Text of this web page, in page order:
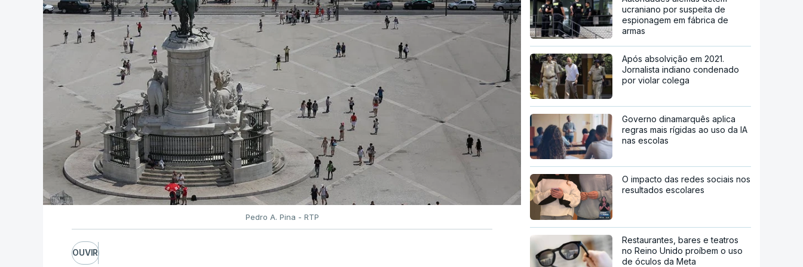
Pela primeira vez este ano, os exames nacionais do ensino secundário foram avaliados
em formato digital, mas o processo registou várias falhas técnicas, obrigando ao
adiamento por alguns dias da divulgação das notas.
O Ministério manteve os calendários de candidatura da 1.ª fase do concurso nacional
de acesso ao ensino superior, que terminou na quinta-feira, e criou uma época
especial de exames, que irá decorrer entre 03 e 08 de setembro.
c/Lusa
Pedro A. Pina - RTP
OUVIR
ucraniano por suspeita de
espionagem em fábrica de
armas
Após absolvição em 2021.
Jornalista indiano condenado
por violar colega
Governo dinamarquês aplica
regras mais rígidas ao uso da IA
nas escolas
O impacto das redes sociais nos
resultados escolares
Restaurantes, bares e teatros
no Reino Unido proíbem o uso
de óculos da Meta